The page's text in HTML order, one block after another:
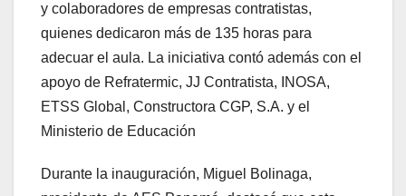
y colaboradores de empresas contratistas,
quienes dedicaron más de 135 horas para
adecuar el aula. La iniciativa contó además con el
apoyo de Refratermic, JJ Contratista, INOSA,
ETSS Global, Constructora CGP, S.A. y el
Ministerio de Educación
Durante la inauguración, Miguel Bolinaga,